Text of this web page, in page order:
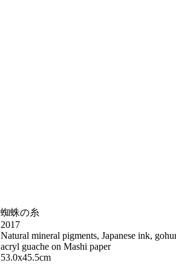
蜘蛛の糸
2017
Natural mineral pigments, Japanese ink,
acryl guache on Mashi paper
53.0x45.5cm